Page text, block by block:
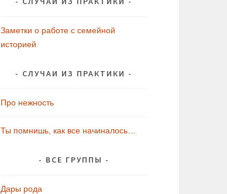
Заметки о работе с семейной
историей
СЛУЧАИ ИЗ ПРАКТИКИ
Про нежность
Ты помнишь, как все начиналось…
ВСЕ ГРУППЫ
Дары рода